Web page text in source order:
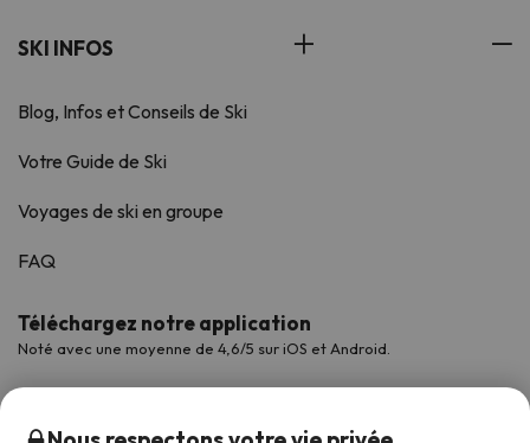
SKI INFOS
Blog, Infos et Conseils de Ski
Votre Guide de Ski
Voyages de ski en groupe
FAQ
Téléchargez notre application
Noté avec une moyenne de 4,6/5 sur iOS et Android.